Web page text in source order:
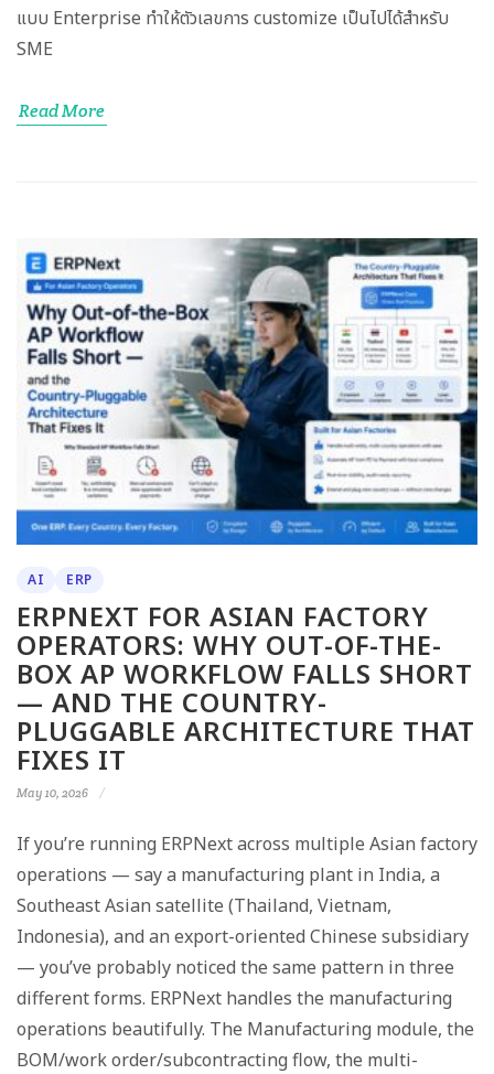
แบบ Enterprise ทำให้ตัวเลขการ customize เป็นไปได้สำหรับ
SME
Read More
AI ERP
ERPNEXT FOR ASIAN FACTORY
OPERATORS: WHY OUT-OF-THE-
BOX AP WORKFLOW FALLS SHORT
— AND THE COUNTRY-
PLUGGABLE ARCHITECTURE THAT
FIXES IT
May 10, 2026
If you’re running ERPNext across multiple Asian factory
operations — say a manufacturing plant in India, a
Southeast Asian satellite (Thailand, Vietnam,
Indonesia), and an export-oriented Chinese subsidiary
— you’ve probably noticed the same pattern in three
different forms. ERPNext handles the manufacturing
operations beautifully. The Manufacturing module, the
BOM/work order/subcontracting flow, the multi-